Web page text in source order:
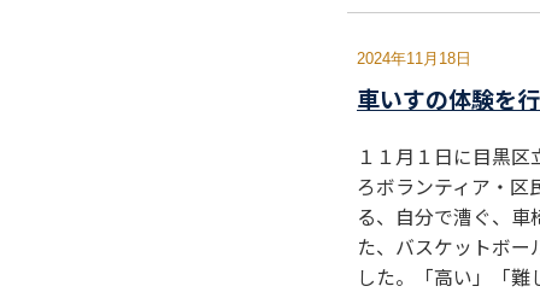
2024年11月18日
車いすの体験を
１１月１日に目黒
ろボランティア・区
る、自分で漕ぐ、
た、バスケットボ
した。「高い」「